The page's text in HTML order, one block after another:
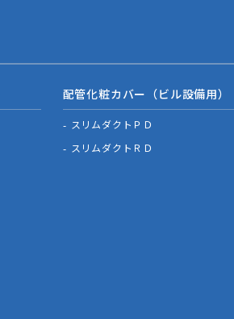
配管化粧カバー（ビル設備用）
スリムダクトＰＤ
スリムダクトＲＤ